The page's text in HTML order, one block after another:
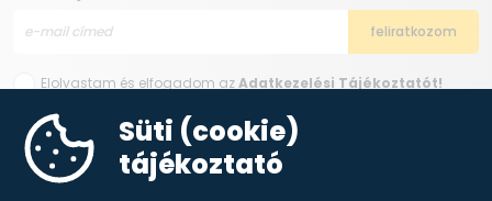
Elolvastam és elfogadom azAdatkezelési Tájékoztatót!
Süti (cookie)
tájékoztató